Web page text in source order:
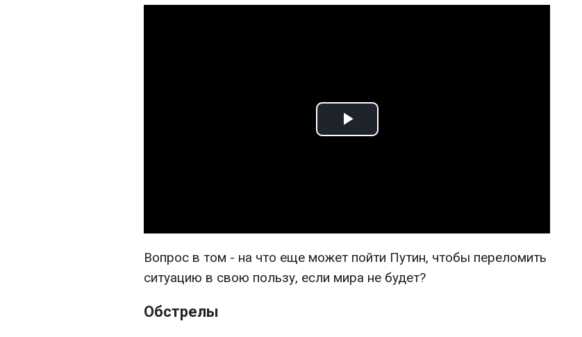
Play
Вопрос в том - на что еще может пойти Путин, чтобы переломить
ситуацию в свою пользу, если мира не будет?
Обстрелы